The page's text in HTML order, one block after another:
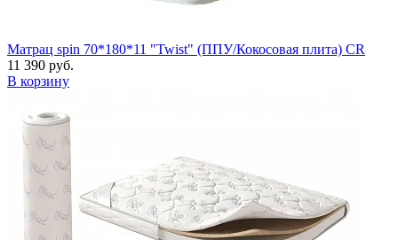
Матрац spin 70*180*11 "Twist" (ППУ/Кокосовая плита) CR
11 390 руб.
В корзину